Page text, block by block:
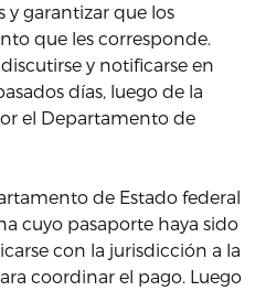
y garantizar que los
que les corresponde.
y notificarse en
días, luego de la
el Departamento de
de Estado federal
cuyo pasaporte haya sido
con la jurisdicción a la
coordinar el pago. Luego